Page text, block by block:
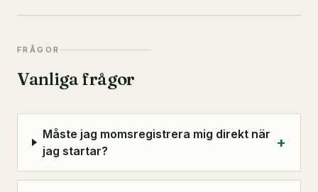
FRÅGOR
Vanliga frågor
Måste jag momsregistrera mig direkt när
jag startar?
+